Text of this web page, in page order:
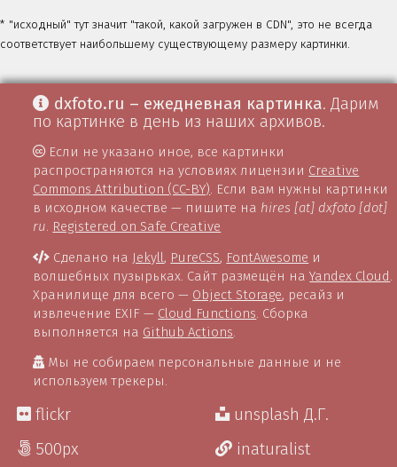
* "исходный" тут значит "такой, какой загружен в CDN", это не всегда
соответствует наибольшему существующему размеру картинки.
dxfoto.ru – ежедневная картинка. Дарим
по картинке в день из наших архивов.
Если не указано иное, все картинки
распространяются на условиях лицензии Creative
Commons Attribution (CC-BY). Если вам нужны картинки
в исходном качестве — пишите на hires [at] dxfoto [dot]
ru. Registered on Safe Creative
Сделано на Jekyll, PureCSS, FontAwesome и
волшебных пузырьках. Сайт размещён наYandex Cloud
Хранилище для всего — Object Storage, ресайз и
извлечение EXIF — Cloud Functions . Сборка
выполняется на Github Actions
Мы не собираем персональные данные и не
используем трекеры.
flickr
500px
unsplash Д.Г.
inaturalist